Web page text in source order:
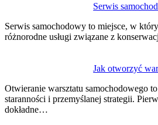
Serwis
Serwis samochodowy to miejsce, w
różnorodne usługi związane z
Jak otworzyć
Otwieranie warsztatu samochodowego
staranności i przemyślanej strategii.
dokładne…
wpisu